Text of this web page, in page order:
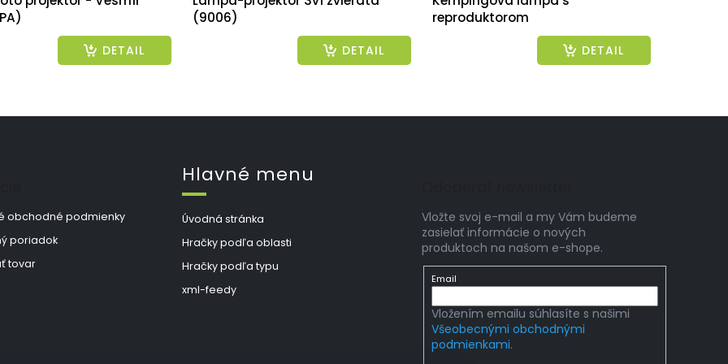
DETAIL
(9006)
DETAIL
reproduktorom
DETAIL
obchodné podmienky
poriadok
tovar
Hlavné menu
Úvodná stránka
Hračky podľa oblasti
Hračky podľa typu
xml-feedy
Vložte svoj e-mail a my Vám budeme
zasielať informácie o nových
produktoch na našom e-shope.
Email
Vložením emailu súhlasíte s našimi
Všeobecnými obchodnými
podmienkami.